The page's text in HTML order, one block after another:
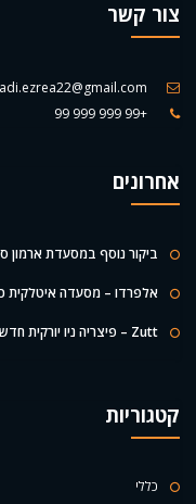
צור קשר
adi.ezrea22@gmail.com
+99 999 999 99
אחרונים
ביקור נוסף במסעדת ארמון
אלפרדו – מסעדה איטלקית
Zutt – פיצריה ניו יורקית חדשה במלון לינק התל אביבי
קטגוריות
כללי